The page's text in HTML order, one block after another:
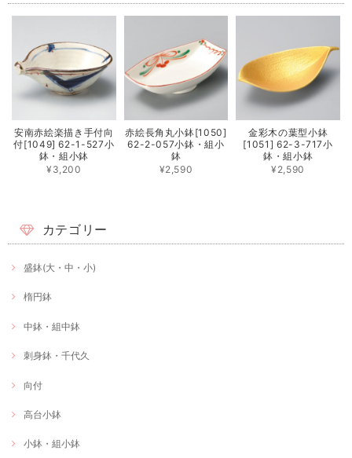
安南赤絵楽描き手付向
付[1049] 62-1-527小
鉢・組小鉢
¥3,200
赤絵長角丸小鉢[1050]
62-2-057小鉢・組小
鉢
¥2,590
金彩木の葉型小鉢
[1051] 62-3-717小
鉢・組小鉢
¥2,590
カテゴリー
盛鉢(大・中・小)
楕円鉢
中鉢・組中鉢
刺身鉢・千代久
向付
高台小鉢
小鉢・組小鉢